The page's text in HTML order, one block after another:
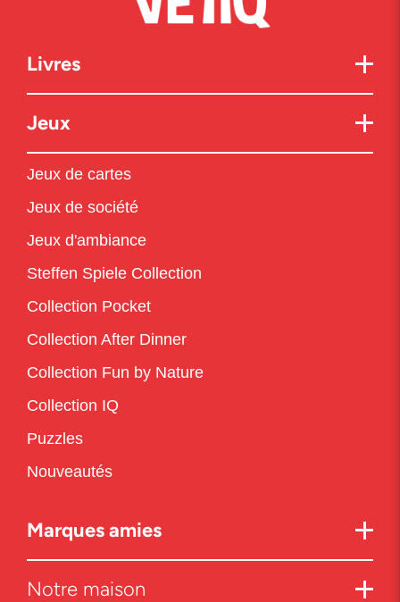
Livres
Jeux
Jeux de cartes
Jeux de société
Jeux d'ambiance
Steffen Spiele Collection
Collection Pocket
Collection After Dinner
Collection Fun by Nature
Collection IQ
Puzzles
Nouveautés
Marques amies
Notre maison